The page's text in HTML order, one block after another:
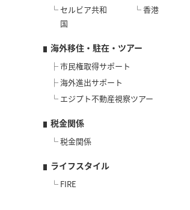
セルビア共和
国
香港
海外移住・駐在・ツアー
市民権取得サポート
海外進出サポート
エジプト不動産視察ツアー
税金関係
税金関係
ライフスタイル
FIRE